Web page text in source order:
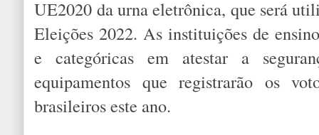
UE2020 da urna eletrônica, que será
Eleições 2022. As instituições de
e categóricas em atestar a
equipamentos que registrarão os
brasileiros este ano.